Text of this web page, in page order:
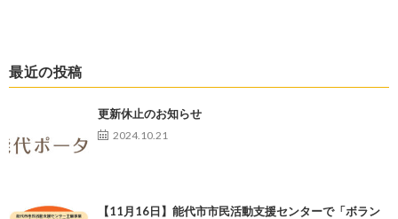
最近の投稿
更新休止のお知らせ
2024.10.21
【11月16日】能代市市民活動支援センターで「ボラン